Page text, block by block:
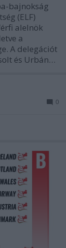
bajnokság
(ELF)
alelnök
a
A delegációt
és Urbán…
0